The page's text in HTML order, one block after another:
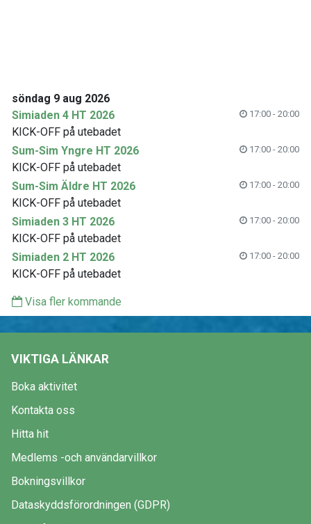
söndag 9 aug 2026
Simiaden 4 HT 2026
17:00 - 20:00
KICK-OFF på utebadet
Sum-Sim Yngre HT 2026
17:00 - 20:00
KICK-OFF på utebadet
Sum-Sim Äldre HT 2026
17:00 - 20:00
KICK-OFF på utebadet
Simiaden 3 HT 2026
17:00 - 20:00
KICK-OFF på utebadet
Simiaden 2 HT 2026
17:00 - 20:00
KICK-OFF på utebadet
Visa fler kommande
VIKTIGA LÄNKAR
Boka aktivitet
Kontakta oss
Hitta hit
Medlems -och användarvillkor
Bokningsvillkor
Dataskyddsförordningen (GDPR)